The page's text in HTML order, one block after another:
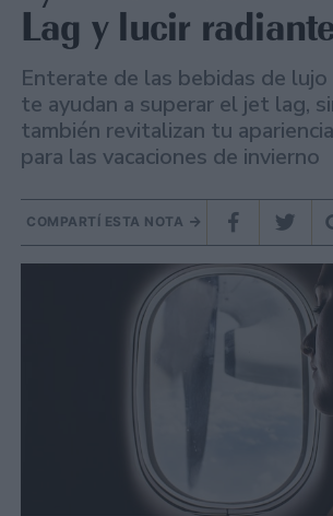
Lag y lucir
Enterate de las bebidas de
te ayudan a superar el jet lag,
también revitalizan tu
para las vacaciones de invierno
COMPARTÍ ESTA NOTA